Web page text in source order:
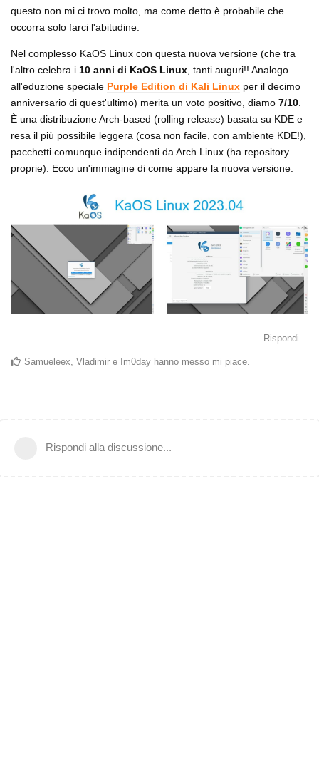
questo non mi ci trovo molto, ma come detto è probabile che
occorra solo farci l'abitudine.
Nel complesso KaOS Linux con questa nuova versione (che tra
l'altro celebra i 10 anni di KaOS Linux , tanti auguri!! Analogo
all'eduzione speciale Purple Edition di Kali Linux per il decimo
anniversario di quest'ultimo) merita un voto positivo, diamo 7/10
È una distribuzione Arch-based (rolling release) basata su KDE e
resa il più possibile leggera (cosa non facile, con ambiente KDE!),
pacchetti comunque indipendenti da Arch Linux (ha repository
proprie). Ecco un'immagine di come appare la nuova versione:
Rispondi
Samueleex, Vladimir e Im0day hanno messo mi piace.
Rispondi alla discussione...